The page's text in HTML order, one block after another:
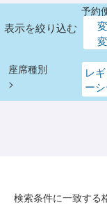
表示を絞り込む
予約
座席種別
>
レ
ー
検索条件に一致する